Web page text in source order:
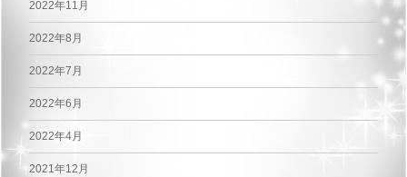
2022年11月
2022年8月
2022年7月
2022年6月
2022年4月
2021年12月